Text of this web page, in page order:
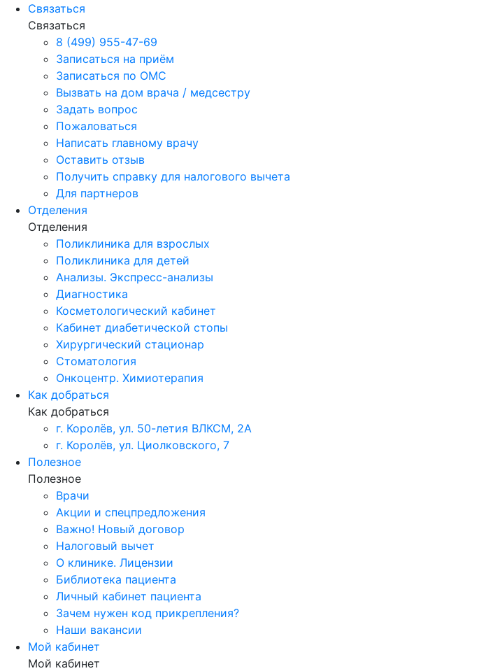
Связаться
Связаться
8 (499) 955-47-69
Записаться на приём
Записаться по ОМС
Вызвать на дом врача / медсестру
Задать вопрос
Пожаловаться
Написать главному врачу
Оставить отзыв
Получить справку для налогового вычета
Для партнеров
Отделения
Отделения
Поликлиника для взрослых
Поликлиника для детей
Анализы. Экспресс-анализы
Диагностика
Косметологический кабинет
Кабинет диабетической стопы
Хирургический стационар
Стоматология
Онкоцентр. Химиотерапия
Как добраться
Как добраться
г. Королёв, ул. 50-летия ВЛКСМ, 2А
г. Королёв, ул. Циолковского, 7
Полезное
Полезное
Врачи
Акции и спецпредложения
Важно! Новый договор
Налоговый вычет
О клинике. Лицензии
Библиотека пациента
Личный кабинет пациента
Зачем нужен код прикрепления?
Наши вакансии
Мой кабинет
Мой кабинет